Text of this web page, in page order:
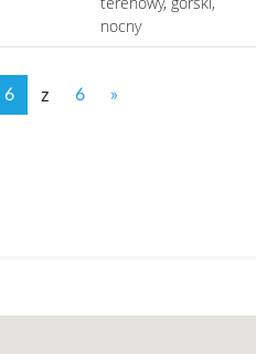
nocny
6 z 6 »